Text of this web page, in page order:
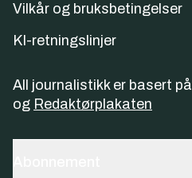
Vilkår og bruksbetingelser
KI-retningslinjer
All journalistikk er basert på
og Redaktørplakaten